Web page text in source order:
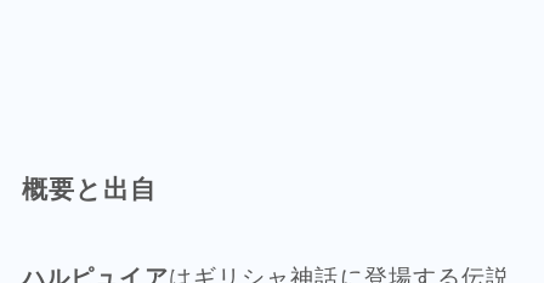
概要と出自
ハルピュイアはギリシャ神話に登場する伝説